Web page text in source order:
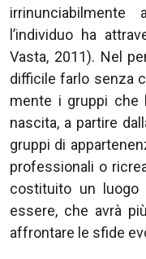
irrinunciabilmente
l’individuo ha
Vasta, 2011). Nel
difficile farlo senza
mente i gruppi che
nascita, a partire
gruppi di
professionali o
costituito un luogo
essere, che avrà
affrontare le sfide